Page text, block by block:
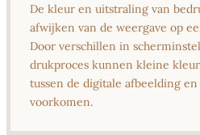
De kleur en uitstraling van
afwijken van de weergave op
Door verschillen in
drukproces kunnen kleine
tussen de digitale afbeelding
voorkomen.